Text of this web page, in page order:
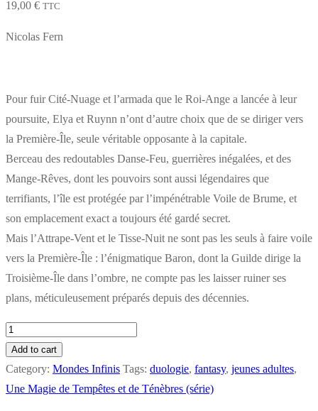
19,00 € TTC
Nicolas Fern
Pour fuir Cité-Nuage et l’armada que le Roi-Ange a lancée à leur
poursuite, Elya et Ruynn n’ont d’autre choix que de se diriger vers
la Première-Île, seule véritable opposante à la capitale.
Berceau des redoutables Danse-Feu, guerrières inégalées, et des
Mange-Rêves, dont les pouvoirs sont aussi légendaires que
terrifiants, l’île est protégée par l’impénétrable Voile de Brume, et
son emplacement exact a toujours été gardé secret.
Mais l’Attrape-Vent et le Tisse-Nuit ne sont pas les seuls à faire voile
vers la Première-Île : l’énigmatique Baron, dont la Guilde dirige la
Troisième-Île dans l’ombre, ne compte pas les laisser ruiner ses
plans, méticuleusement préparés depuis des décennies.
Une
Magie
de
Brumes
Add to cart
Category: Mondes Infinis Tags: duologie, fantasy, jeunes adultes,
Une Magie de Tempêtes et de Ténèbres (série)